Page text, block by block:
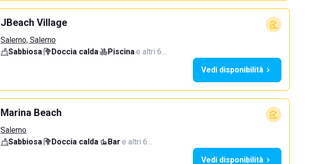
JBeach Village
Salerno, Salerno
Sabbiosa· Doccia calda· Piscina·e altri 6…
Vedi disponibilità
Marina Beach
Salerno
Sabbiosa· Doccia calda· Bar·e altri 6…
Vedi disponibilità